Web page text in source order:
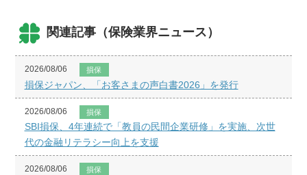
関連記事（保険業界ニュース）
2026/08/06 損保
損保ジャパン、「お客さまの声白書2026」を発行
2026/08/06 損保
SBI損保、4年連続で「教員の民間企業研修」を実施、次世
代の金融リテラシー向上を支援
2026/08/06 損保